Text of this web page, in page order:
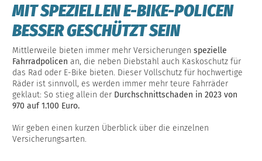
MIT SPEZIELLEN E-BIKE-POLICEN
BESSER GESCHÜTZT SEIN
Mittlerweile bieten immer mehr Versicherungen spezielle
Fahrradpolicen an, die neben Diebstahl auch Kaskoschutz für
das Rad oder E-Bike bieten. Dieser Vollschutz für hochwertige
Räder ist sinnvoll, es werden immer mehr teure Fahrräder
geklaut: So stieg allein der Durchschnittschaden in 2023 von
970 auf 1.100 Euro.
Wir geben einen kurzen Überblick über die einzelnen
Versicherungsarten.